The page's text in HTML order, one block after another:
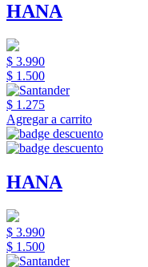
HANA
$ 3.990
$ 1.500
$ 1.275
Agregar a carrito
HANA
$ 3.990
$ 1.500